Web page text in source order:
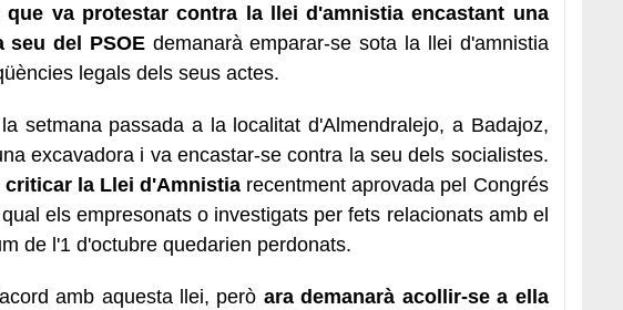
que va protestar contra la llei d'amnistia encastant una
seu del PSOEdemanarà emparar-se sota la llei d'amnistia
legals dels seus actes.
setmana passada a la localitat d'Almendralejo, a Badajoz,
excavadora i va encastar-se contra la seu dels socialistes.
criticar la Llei d'Amnistia recentment aprovada pel Congrés
els empresonats o investigats per fets relacionats amb el
de l'1 d'octubre quedarien perdonats.
amb aquesta llei, però ara demanarà acollir-se a ella